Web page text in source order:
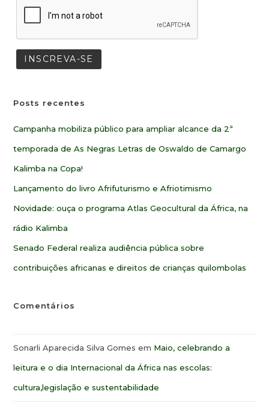
Posts recentes
Campanha mobiliza público para ampliar alcance da 2ª
temporada de As Negras Letras de Oswaldo de Camargo
Kalimba na Copa!
Lançamento do livro Afrifuturismo e Afriotimismo
Novidade: ouça o programa Atlas Geocultural da África, na
rádio Kalimba
Senado Federal realiza audiência pública sobre
contribuições africanas e direitos de crianças quilombolas
Comentários
Sonarli Aparecida Silva Gomes em Maio, celebrando a
leitura e o dia Internacional da África nas escolas:
cultura,legislação e sustentabilidade